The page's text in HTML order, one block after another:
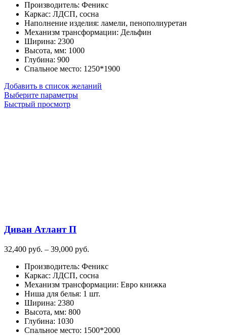
35,850
руб.
–
44,500
Производитель: Феникс
Каркас: ЛДСП, сосна
Наполнение изделия: ламели, пенополиуретан
Механизм трансформации: Дельфин
Ширина: 2300
Высота, мм: 1000
Глубина: 900
Спальное место: 1250*1900
Добавить в список желаний
Выберите параметрыЭтот
Быстрый просмотр
Диван Атлант П
32,400 руб. – 39,000 руб.
32,400
руб.
–
39,000
Производитель: Феникс
Каркас: ЛДСП, сосна
Механизм трансформации: Евро книжка
Ниша для белья: 1 шт.
Ширина: 2380
Высота, мм: 800
Глубина: 1030
Спальное место: 1500*2000